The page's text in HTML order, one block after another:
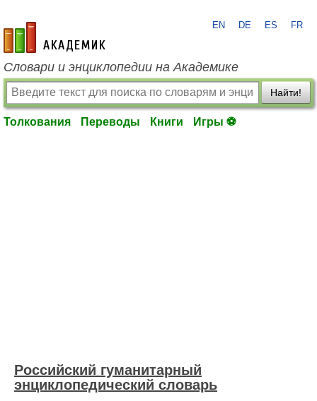
academic.ru
EN DE ES FR
Словари и энциклопедии на Академике
Найти!
Толкования Переводы Книги Игры ⚽
Российский гуманитарный
энциклопедический словарь